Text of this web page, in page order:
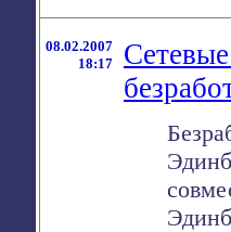
08.02.2007
18:17